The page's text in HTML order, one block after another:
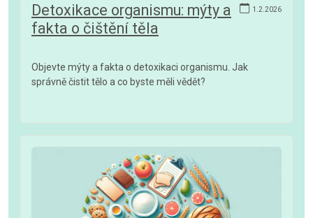
1.2.2026
Detoxikace organismu: mýty a
fakta o čištění těla
Objevte mýty a fakta o detoxikaci organismu. Jak
správně čistit tělo a co byste měli vědět?